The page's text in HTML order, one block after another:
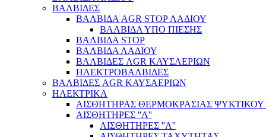
ΒΑΛΒΙΔΕΣ
ΒΑΛΒΙΔΑ AGR STOP ΛΑΔΙΟΥ
ΒΑΛΒΙΔΑ ΥΠΟ ΠΙΕΣΗΣ
ΒΑΛΒΙΔΑ STOP
ΒΑΛΒΙΔΑ ΛΑΔΙΟΥ
ΒΑΛΒΙΔΕΣ AGR ΚΑΥΣΑΕΡΙΩΝ
ΗΛΕΚΤΡΟΒΑΛΒΙΔΕΣ
ΒΑΛΒΙΔΕΣ AGR ΚΑΥΣΑΕΡΙΩΝ
ΗΛΕΚΤΡΙΚΑ
ΑΙΣΘΗΤΗΡΑΣ ΘΕΡΜΟΚΡΑΣΙΑΣ ΨΥΚΤΙΚΟΥ
ΑΙΣΘΗΤΗΡΕΣ ''Λ''
ΑΙΣΘΗΤΗΡEΣ ''Λ''